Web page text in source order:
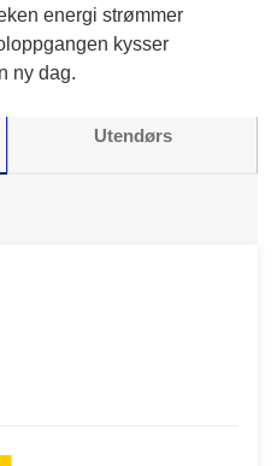
energi strømmer
kysser
ny dag.
Utendørs